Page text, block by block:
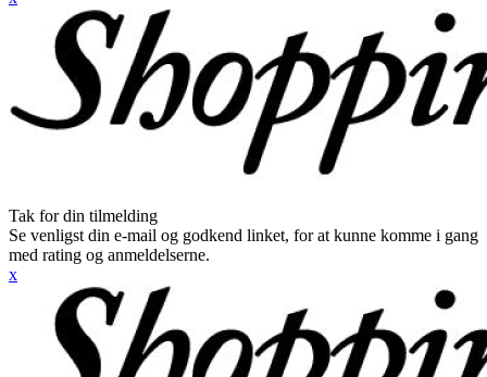
Tak for din tilmelding
Se venligst din e-mail og godkend linket, for at kunne komme i gang
med rating og anmeldelserne.
x